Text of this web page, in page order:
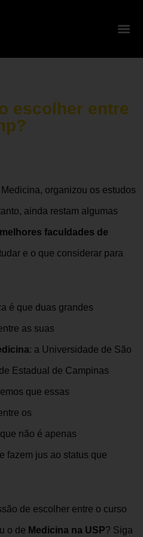
escolher entre
organizou os estudos
ainda restam algumas
melhores faculdades de
e o que considerar para
é que duas grandes
as suas
: a Universidade de São
Estadual de Campinas
que essas
os
não é apenas
fazem jus ao status que
de escolher entre o curso
o de Medicina na USP? Siga